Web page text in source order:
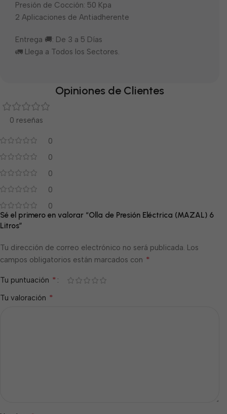
Presión de Cocción: 50 Kpa
2 Aplicaciones de Antiadherente
Entrega 🚚: De 3 a 5 Días
🚛 Llega a Todos los Sectores.
Opiniones de Clientes
0 reseñas
0
0
0
0
0
Sé el primero en valorar “Olla de Presión Eléctrica (MAZAL) 6
Litros”
Tu dirección de correo electrónico no será publicada. Los
campos obligatorios están marcados con *
Tu puntuación *
Tu valoración *